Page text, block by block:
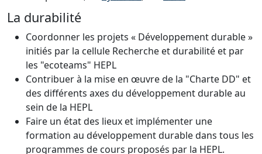
La durabilité
Coordonner les projets « Développement durable »
initiés par la cellule Recherche et durabilité et par
les "ecoteams" HEPL
Contribuer à la mise en œuvre de la "Charte DD" et
des différents axes du développement durable au
sein de la HEPL
Faire un état des lieux et implémenter une
formation au développement durable dans tous les
programmes de cours proposés par la HEPL.